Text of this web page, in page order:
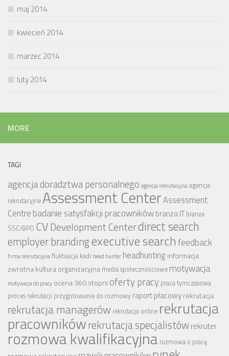
maj 2014
kwiecień 2014
marzec 2014
luty 2014
MORE
TAGI
agencja doradztwa personalnego agencja rekrutacyjnaagencje
rekrutacyjne Assessment CenterAssessment
Centre badanie satysfakcji pracownikówbranża IT branża
SSC/BPO CV Development Centerdirect search
employer brandingexecutive searchfeedback
firma rekrutacyjnafluktuacja kadr head hunter headhunting informacja
zwrotnakultura organizacyjna media społecznościowe motywacja
motywacja do pracy ocena 360 stopni oferty pracy praca tymczasowa
proces rekrutacji przygotowanie do rozmowy raport płacowyrekrutacja
rekrutacja managerów rekrutacja online rekrutacja
pracownikówrekrutacja specjalistówrekruter
rozmowa kwalifikacyjna rozmowa o pracę